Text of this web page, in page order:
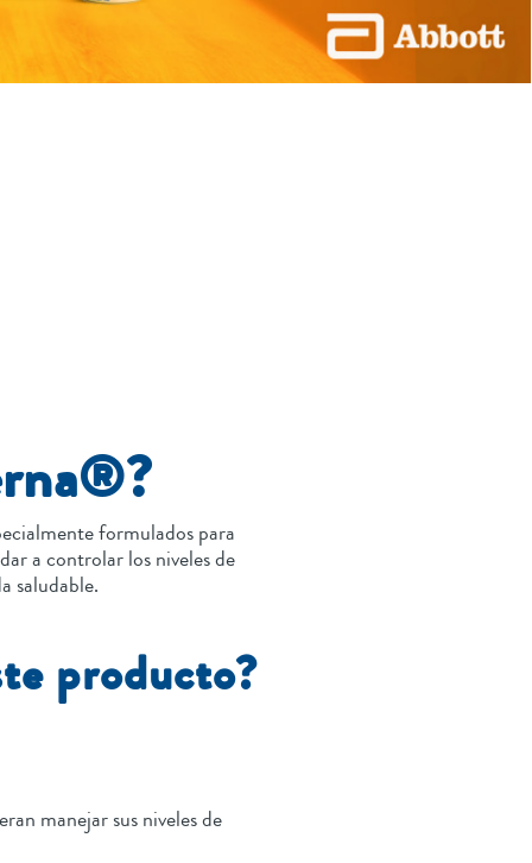
formulados para
a controlar los niveles de
saludable.
producto?
manejar sus niveles de